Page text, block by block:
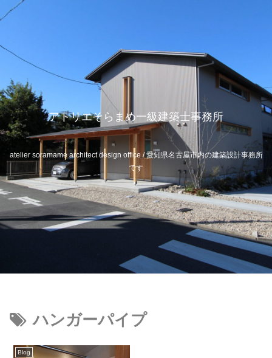
アトリエそらまめ一級建築士事務所
atelier soramame architect design office / 愛知県名古屋市内の建築設計事務所
です
ハンガーパイプ
Blog